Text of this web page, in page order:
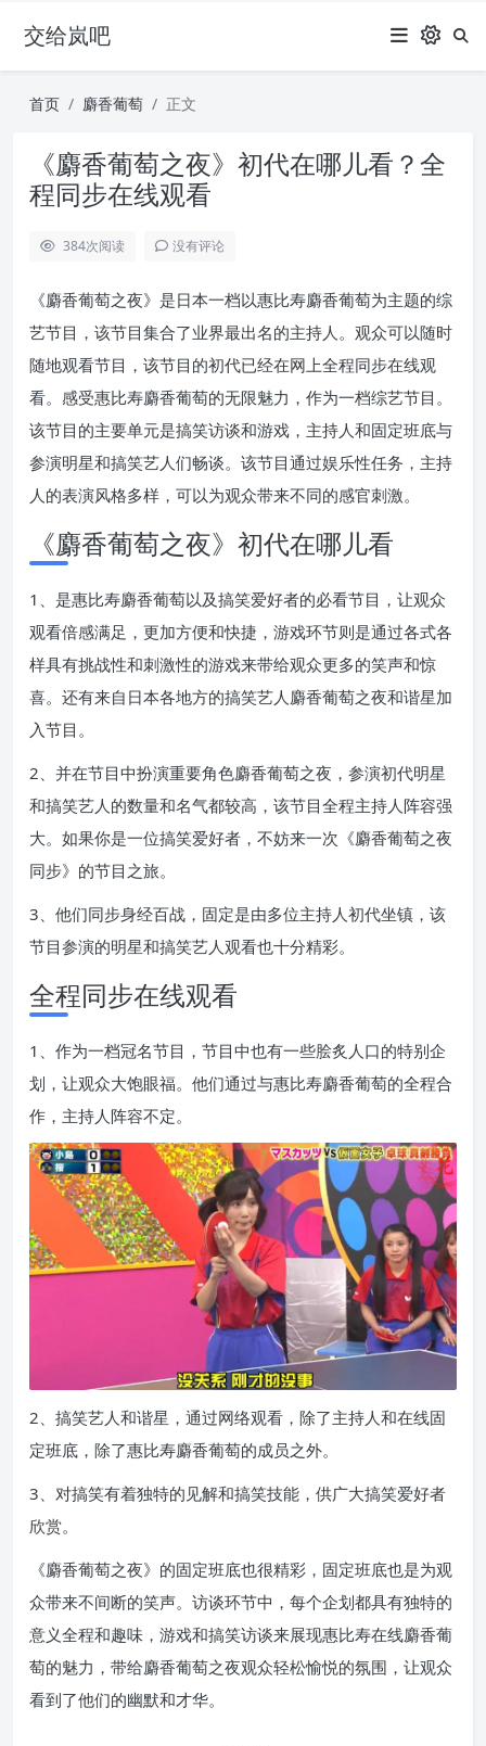
交给岚吧
首页 麝香葡萄 正文
《麝香葡萄之夜》初代在哪儿看？全
程同步在线观看
384次阅读 没有评论
《麝香葡萄之夜》是日本一档以惠比寿麝香葡萄为主题的综
艺节目，该节目集合了业界最出名的主持人。观众可以随时
随地观看节目，该节目的初代已经在网上全程同步在线观
看。感受惠比寿麝香葡萄的无限魅力，作为一档综艺节目。
该节目的主要单元是搞笑访谈和游戏，主持人和固定班底与
参演明星和搞笑艺人们畅谈。该节目通过娱乐性任务，主持
人的表演风格多样，可以为观众带来不同的感官刺激。
《麝香葡萄之夜》初代在哪儿看
1、是惠比寿麝香葡萄以及搞笑爱好者的必看节目，让观众
观看倍感满足，更加方便和快捷，游戏环节则是通过各式各
样具有挑战性和刺激性的游戏来带给观众更多的笑声和惊
喜。还有来自日本各地方的搞笑艺人麝香葡萄之夜和谐星加
入节目。
2、并在节目中扮演重要角色麝香葡萄之夜，参演初代明星
和搞笑艺人的数量和名气都较高，该节目全程主持人阵容强
大。如果你是一位搞笑爱好者，不妨来一次《麝香葡萄之夜
同步》的节目之旅。
3、他们同步身经百战，固定是由多位主持人初代坐镇，该
节目参演的明星和搞笑艺人观看也十分精彩。
全程同步在线观看
1、作为一档冠名节目，节目中也有一些脍炙人口的特别企
划，让观众大饱眼福。他们通过与惠比寿麝香葡萄的全程合
作，主持人阵容不定。
2、搞笑艺人和谐星，通过网络观看，除了主持人和在线固
定班底，除了惠比寿麝香葡萄的成员之外。
3、对搞笑有着独特的见解和搞笑技能，供广大搞笑爱好者
欣赏。
《麝香葡萄之夜》的固定班底也很精彩，固定班底也是为观
众带来不间断的笑声。访谈环节中，每个企划都具有独特的
意义全程和趣味，游戏和搞笑访谈来展现惠比寿在线麝香葡
萄的魅力，带给麝香葡萄之夜观众轻松愉悦的氛围，让观众
看到了他们的幽默和才华。